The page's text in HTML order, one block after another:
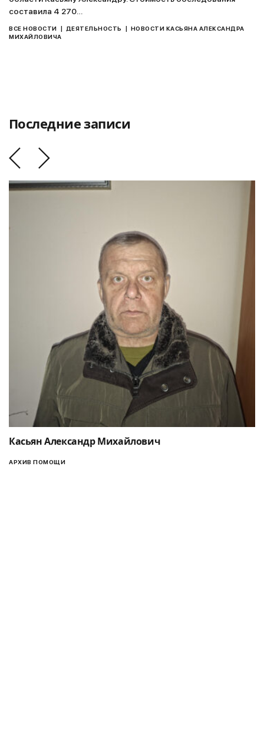
составила 4 270…
ВСЕ НОВОСТИ | ДЕЯТЕЛЬНОСТЬ | НОВОСТИ КАСЬЯНА АЛЕКСАНДРА
МИХАЙЛОВИЧА
Последние записи
Касьян Александр Михайлович
АРХИВ ПОМОЩИ